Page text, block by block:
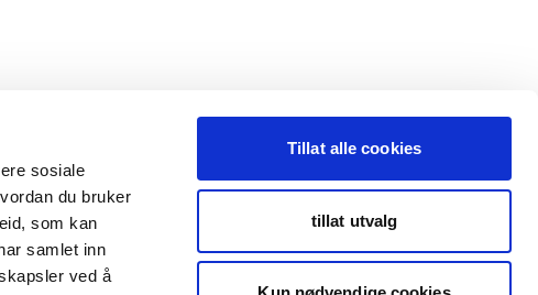
sosiale
du bruker
som kan
samlet inn
ved å
Tillat alle cookies
tillat utvalg